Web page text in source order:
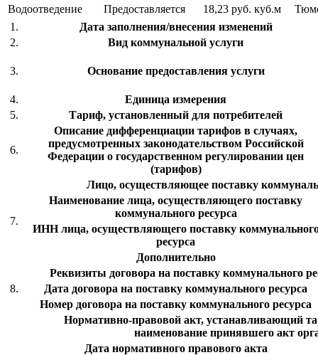
Водоотведение
Предоставляется 18,23 руб. куб.м
1.
Дата заполнения/внесения изменений
2.
Вид коммунальной услуги
3. Основание предоставления услуги
4.
Единица измерения
5.
Тариф, установленный для потребителей
6.
Описание дифференциации тарифов в случаях,
предусмотренных законодательством Российской
Федерации о государственном регулировании цен
(тарифов)
7.
Лицо, осуществляющее поставку
Наименование лица, осуществляющего поставку
коммунального ресурса
ИНН лица, осуществляющего поставку
ресурса
Дополнительно
8.
Реквизиты договора на поставку коммунального
Дата договора на поставку коммунального ресурса
Номер договора на поставку коммунального ресурса
Нормативно-правовой акт, устанавливающий
наименование принявшего акт
Дата нормативного правового акта